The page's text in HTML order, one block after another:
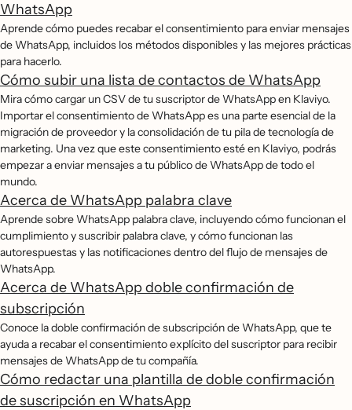
WhatsApp
Aprende cómo puedes recabar el consentimiento para enviar mensajes
de WhatsApp, incluidos los métodos disponibles y las mejores prácticas
para hacerlo.
Cómo subir una lista de contactos de WhatsApp
Mira cómo cargar un CSV de tu suscriptor de WhatsApp en Klaviyo.
Importar el consentimiento de WhatsApp es una parte esencial de la
migración de proveedor y la consolidación de tu pila de tecnología de
marketing. Una vez que este consentimiento esté en Klaviyo, podrás
empezar a enviar mensajes a tu público de WhatsApp de todo el
mundo.
Acerca de WhatsApp palabra clave
Aprende sobre WhatsApp palabra clave, incluyendo cómo funcionan el
cumplimiento y suscribir palabra clave, y cómo funcionan las
autorespuestas y las notificaciones dentro del flujo de mensajes de
WhatsApp.
Acerca de WhatsApp doble confirmación de
subscripción
Conoce la doble confirmación de subscripción de WhatsApp, que te
ayuda a recabar el consentimiento explícito del suscriptor para recibir
mensajes de WhatsApp de tu compañía.
Cómo redactar una plantilla de doble confirmación
de suscripción en WhatsApp